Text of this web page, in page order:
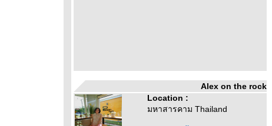
Alex on the rock
Location :
มหาสารคาม Thailand